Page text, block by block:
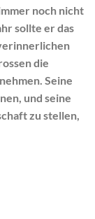
noch nicht
sollte er das
die
Seine
und seine
zu stellen,